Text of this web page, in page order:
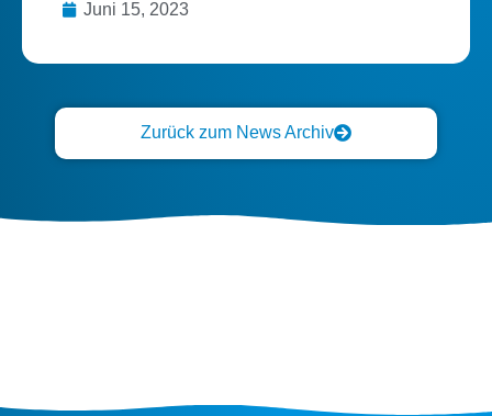
Juni 15, 2023
Zurück zum News Archiv